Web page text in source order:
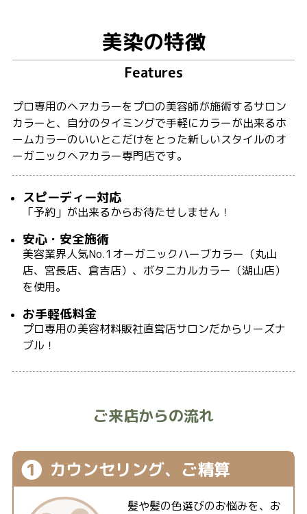
美染の特徴
Features
プロ専用のヘアカラーをプロの美容師が施術するサロン
カラーと、自分のタイミングで手軽にカラーが出来るホ
ームカラーのいいとこだけをとった新しいスタイルのオ
ーガニックヘアカラー専門店です。
スピーディー対応
「予約」が出来るからお待たせしません！
安心・安全施術
美容業界人気No.1オーガニックハーブカラー（丸山
店、宮長店、倉吉店）、ボタニカルカラー（湖山店）
を使用。
お手軽低料金
プロ専用の美容材料販社直営店サロンだからリーズナ
ブル！
ご来店からの流れ
❶ カウンセリング、 ご精算
髪や髪の色選びのお悩みを、お